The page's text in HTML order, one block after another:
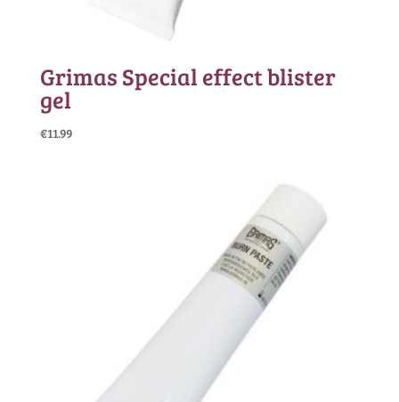
Grimas Special effect blister
gel
€11.99